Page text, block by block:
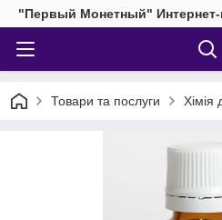
"Первый Монетный" Интернет-
Товари та послуги Хімія